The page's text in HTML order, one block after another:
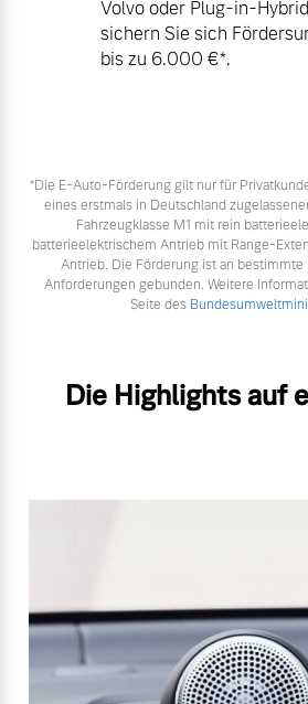
Volvo oder Plug-in-
sichern Sie sich
bis zu 6.000 €⁠*.
*Die E‑Auto-Förderung gilt nur für
eines erstmals in Deutschland
Fahrzeugklasse M1 mit rein
batterieelektrischem Antrieb mit Range-
Antrieb. Die Förderung ist an
Anforderungen gebunden. Weitere
Seite des
Die Highlights auf